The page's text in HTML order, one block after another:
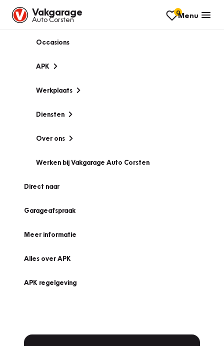
Vakgarage
Auto Corsten
0Menu
Occasions
APK
Werkplaats
Diensten
Over ons
Werken bij Vakgarage Auto Corsten
Direct naar
Garageafspraak
Meer informatie
Alles over APK
APK regelgeving